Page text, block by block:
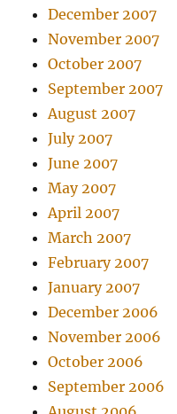
December 2007
November 2007
October 2007
September 2007
August 2007
July 2007
June 2007
May 2007
April 2007
March 2007
February 2007
January 2007
December 2006
November 2006
October 2006
September 2006